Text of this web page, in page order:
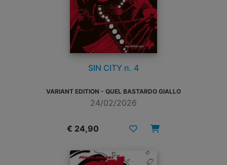
SIN CITY n. 4
VARIANT EDITION - QUEL BASTARDO GIALLO
24/02/2026
€ 24,90